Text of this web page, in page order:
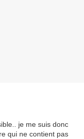
je me suis donc
qui ne contient pas